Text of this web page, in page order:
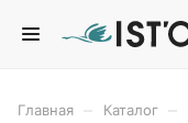
Главная Каталог